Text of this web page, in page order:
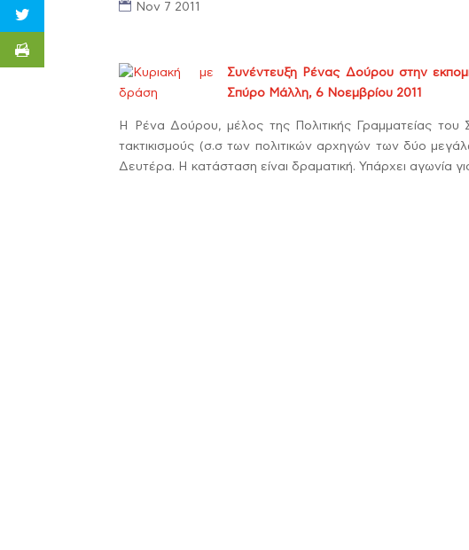
Nov 7 2011
Συνέντευξη Ρένας Δούρου στην
Σπύρο Μάλλη, 6 Νοεμβρίου 2011
Η Ρένα Δούρου, μέλος της Πολιτικής Γραμματείας
τακτικισμούς (σ.σ των πολιτικών αρχηγών των δύο
Δευτέρα. Η κατάσταση είναι δραματική. Υπάρχει αγωνία